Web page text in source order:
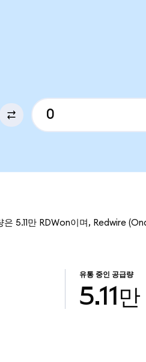
5.11만 RDWon이며, Redwire
유통 중인 공급량
5.11만